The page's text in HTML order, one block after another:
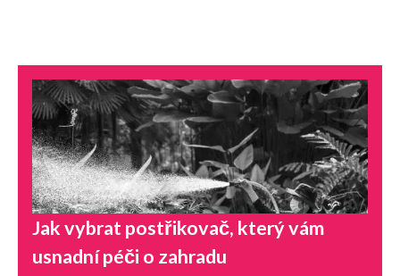
Jak vybrat postřikovač, který vám
usnadní péči o zahradu